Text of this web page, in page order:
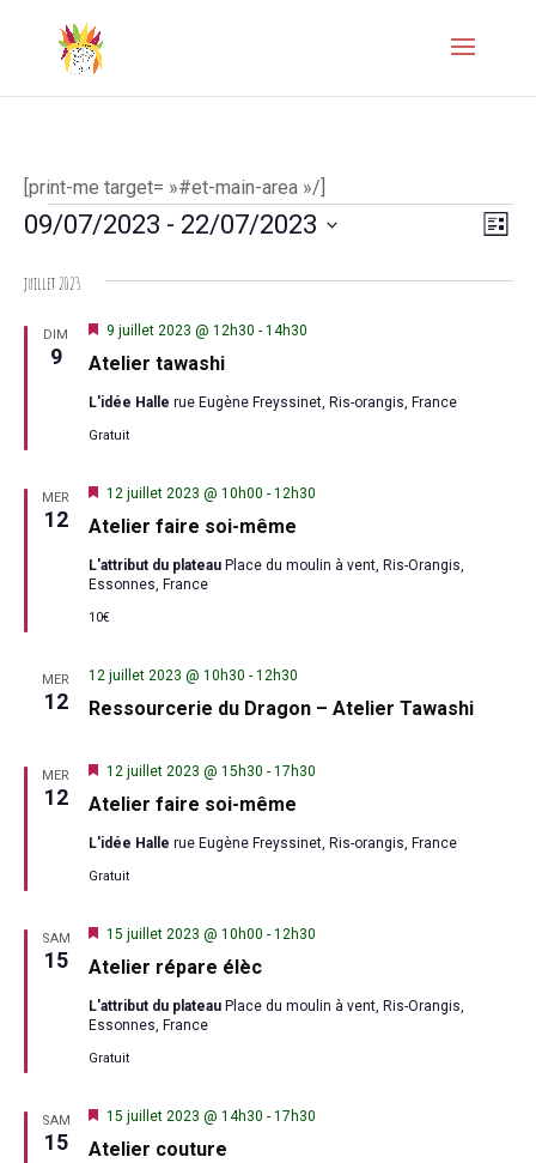
[print-me target= »#et-main-area »/]
Évènements
vues
Liste
09/07/2023 - 22/07/2023
une
date.
juillet 2023
DIM
9 Atelier tawashi
Mis
avant
9 juillet 2023 @ 12h30 - 14h30
L'idée Halle rue Eugène Freyssinet, Ris-orangis, France
Gratuit
MER
12 Atelier faire soi-même
Mis
avant
12 juillet 2023 @ 10h00 - 12h30
L'attribut du plateau Place du moulin à vent, Ris-Orangis,
Essonnes, France
10€
MER
12 Ressourcerie du Dragon – Atelier Tawashi
12 juillet 2023 @ 10h30 - 12h30
MER
12 Atelier faire soi-même
Mis
avant
12 juillet 2023 @ 15h30 - 17h30
L'idée Halle rue Eugène Freyssinet, Ris-orangis, France
Gratuit
SAM
15 Atelier répare élèc
Mis
avant
15 juillet 2023 @ 10h00 - 12h30
L'attribut du plateau Place du moulin à vent, Ris-Orangis,
Essonnes, France
Gratuit
SAM
15 Atelier couture
Mis
avant
15 juillet 2023 @ 14h30 - 17h30